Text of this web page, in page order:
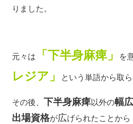
りました。
元々は 「下半身麻痺」 を
レジア」
という単語から取
その後、 下半身麻痺以外の幅広
出場資格が広げられた ことから